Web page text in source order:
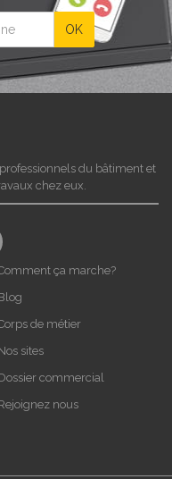
du bâtiment et
chez eux.
ça marche?
de métier
sites
commercial
nous